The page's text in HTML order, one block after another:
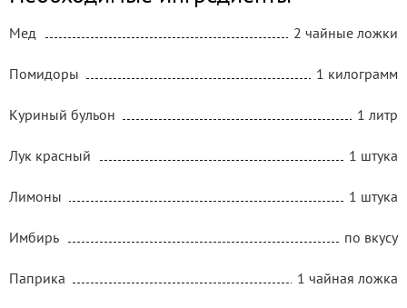
Мед 2 чайные ложки
Помидоры 1 килограмм
Куриный бульон 1 литр
Лук красный 1 штука
Лимоны 1 штука
Имбирь по вкусу
Паприка 1 чайная ложка